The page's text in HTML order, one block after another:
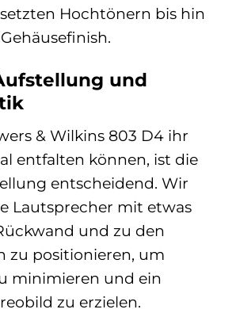
Hochtönern bis hin
und
& Wilkins 803 D4 ihr
entfalten können, ist die
entscheidend. Wir
Lautsprecher mit etwas
und zu den
zu positionieren, um
minimieren und ein
zu erzielen.